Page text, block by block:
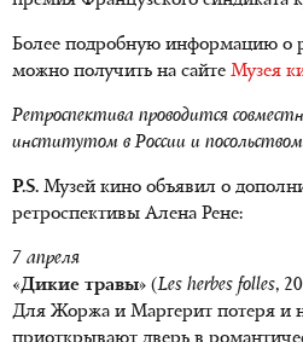
Более подробную информацию о
можно получить на сайте Музея
Ретроспектива проводится
институтом в России и
P.S. Музей кино объявил о
ретроспективы Алена Рене:
7 апреля
«Дикие травы» (Les herbes folles,
Для Жоржа и Маргерит потеря и